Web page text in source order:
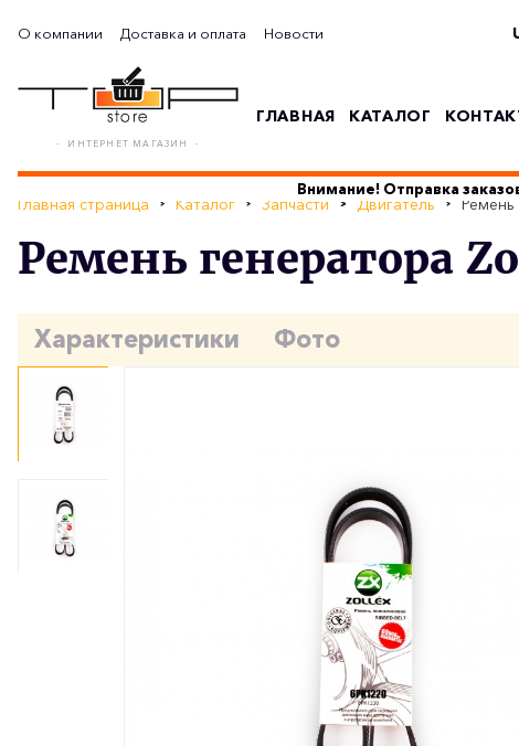
О компании Доставка и оплата Новости
- ИНТЕРНЕТ МАГАЗИН -
ГЛАВНАЯ КАТАЛОГ
Внимание! Отправка
Главная страница Каталог Запчасти Двигатель
Ремень генератора
Характеристики Фото